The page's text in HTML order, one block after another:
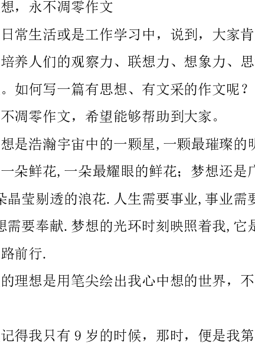
敢面对的事的时候，总是会倾全力去做好，说到的'事就会做到。我
际，不曾虚假，而且我都遇到过。虽这么说，但是我俩去处理的方
梦想是浩瀚宇宙中的一颗星,一颗最璀璨的明星；梦想是五彩花
海中的一朵鲜花,一朵最耀眼的鲜花；梦想还是广阔海洋里的一朵浪
花,一朵晶莹剔透的浪花.人生需要事业,事业需要动力,动力需要梦
想,梦想需要奉献.梦想的光环时刻映照着我,它是我的精神动力,引
我的理想是用笔尖绘出我心中想的世界，不受约束，自由自
我记得我只有9岁的时候，那时，便是我第一次看漫画。当